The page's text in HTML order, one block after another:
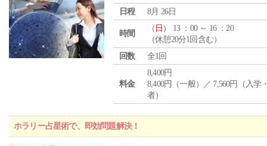
日程
8月 26日
時間
（ 日 ） 13 ：00 ～ 16 ：20
（休憩20分1回含む）
回数
全1回
料金
8,400円
8,400円（一般）／ 7,560円（入学
者）
ホラリー占星術で、即効問題解決！